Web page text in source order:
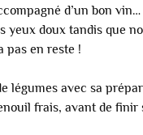
d’un bon
yeux doux tandis que
pas en reste !
légumes avec sa
frais, avant de finir